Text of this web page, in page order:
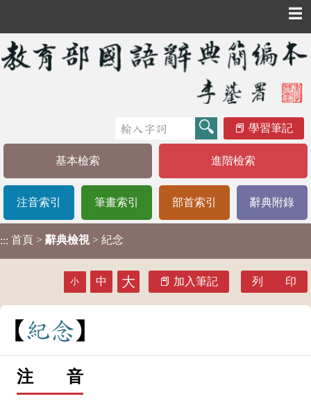
☰
學習筆記
基本檢索 進階檢索
注音索引 筆畫索引 部首索引 辭典附錄
::: 首頁 > 辭典檢視 > 紀念
小 中 大 加入筆記 列 印
紀念
注 音